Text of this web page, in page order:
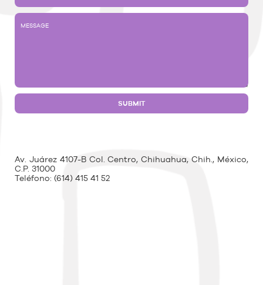
Av. Juárez 4107-B Col. Centro, Chihuahua, Chih., México,
C.P. 31000
Teléfono: (614) 415 41 52